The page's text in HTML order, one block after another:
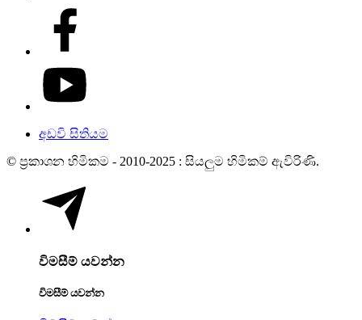
අඩවි සිතියම
© ප්‍රකාශන හිමිකම - 2010-2025 : සියලුම හිමිකම් ඇවිරිණි.
විමසීම් යවන්න
විමසීම් යවන්න